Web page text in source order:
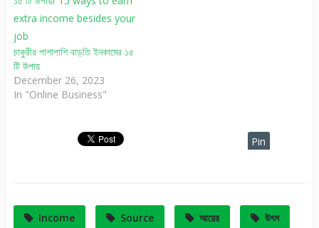
চাকুরীর পাশাপাশি বাড়তি ইনকামের ১৫
টি উপায়
December 26, 2023
In "Online Business"
Pin
Income Source আয়ের উৎস